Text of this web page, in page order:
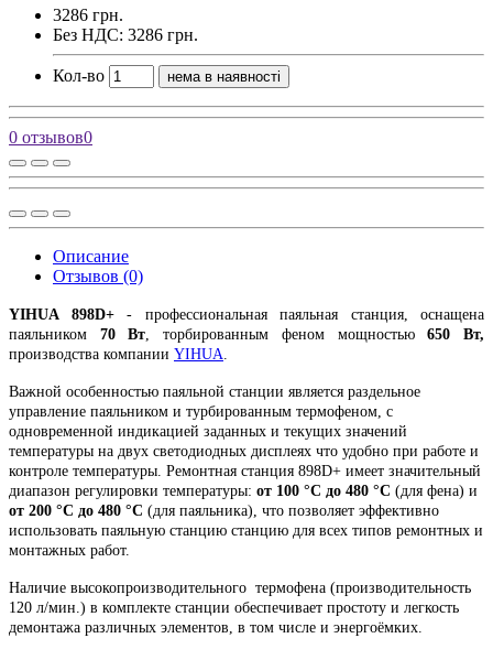
3286 грн.
Без НДС: 3286 грн.
Кол-во нема в наявності
0 отзывов0
Описание
Отзывов (0)
YIHUA 898D+ - профессиональная паяльная станция, оснащена
паяльником 70 Вт , торбированным феном мощностью650 Вт,
производства компании YIHUA
Важной особенностью паяльной станции является раздельное
управление паяльником и турбированным термофеном, с
одновременной индикацией заданных и текущих значений
температуры на двух светодиодных дисплеях что удобно при работе и
контроле температуры. Ремонтная станция 898D+ имеет значительный
диапазон регулировки температуры: от 100 °С до 480 °С (для фена) и
от 200 °С до 480 °С (для паяльника), что позволяет эффективно
использовать паяльную станцию станцию для всех типов ремонтных и
монтажных работ.
Наличие высокопроизводительного термофена (производительность
120 л/мин.) в комплекте станции обеспечивает простоту и легкость
демонтажа различных элементов, в том числе и энергоёмких.